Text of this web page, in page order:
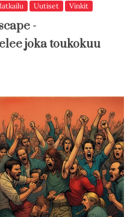
Uutiset Vinkit
-
joka toukokuu